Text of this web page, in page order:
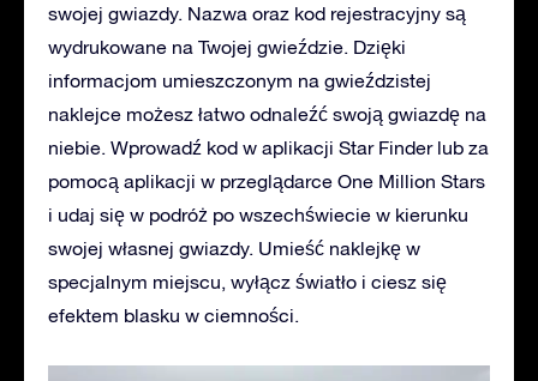
swojej gwiazdy. Nazwa oraz kod rejestracyjny są
wydrukowane na Twojej gwieździe. Dzięki
informacjom umieszczonym na gwieździstej
naklejce możesz łatwo odnaleźć swoją gwiazdę na
niebie. Wprowadź kod w aplikacji Star Finder lub za
pomocą aplikacji w przeglądarce One Million Stars
i udaj się w podróż po wszechświecie w kierunku
swojej własnej gwiazdy. Umieść naklejkę w
specjalnym miejscu, wyłącz światło i ciesz się
efektem blasku w ciemności.